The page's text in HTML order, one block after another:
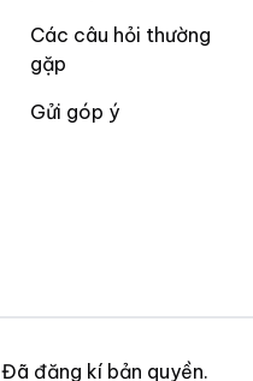
Các câu hỏi thường
gặp
Gửi góp ý
Đã đăng kí bản quyền.